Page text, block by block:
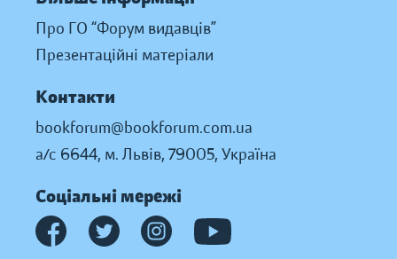
Про ГО “Форум видавців”
Презентаційні матеріали
Контакти
bookforum@bookforum.com.ua
а/с 6644, м. Львів, 79005, Україна
Соціальні мережі